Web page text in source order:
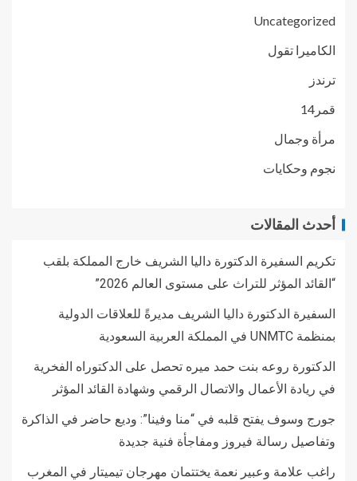
Uncategorized
الكاميرا تقول
ترندز
قمر14
مرأة وجمال
نجوم وحكايات
أحدث المقالات
تكريم السفيرة الدكتورة داليا الشريف خارج المملكة بلقب
“القائد المؤثر للتراث على مستوى العالم 2026”
السفيرة الدكتورة داليا الشريف مديرةً للعلاقات الدولية
بمنظمة UNMTC في المملكة العربية السعودية
الدكتورة روعه بنت حمد ميره تحصل على الدكتوراه الفخرية
في ريادة الأعمال والاتصال الرقمي وشهادة القائد المؤثر
جورج وسوف يفتح قلبه في “منا وفينا”: وديع حاضر في الذاكرة
وتفاصيل رسالة فيروز ومفاجأة فنية جديدة
راغب علامة وعبير نعمة يختتمان مهرجان تيميتار في المغرب